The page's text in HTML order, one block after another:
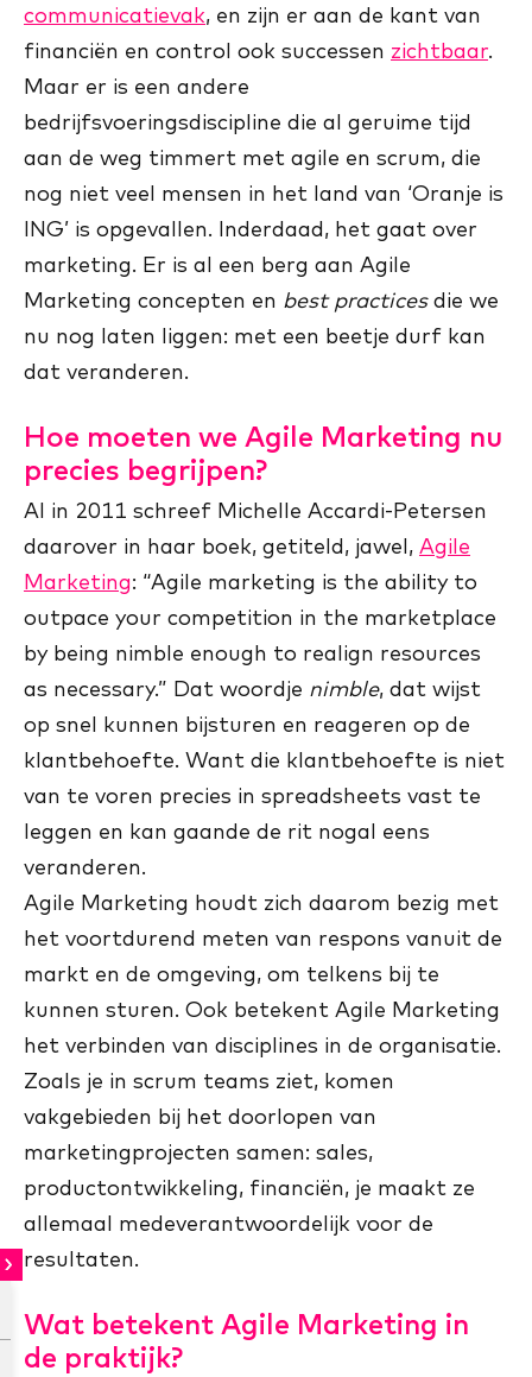
communicatievak, en zijn er aan de kant van
financiën en control ook successen zichtbaar.
Maar er is een andere
bedrijfsvoeringsdiscipline die al geruime tijd
aan de weg timmert met agile en scrum, die
nog niet veel mensen in het land van ‘Oranje is
ING’ is opgevallen. Inderdaad, het gaat over
marketing. Er is al een berg aan Agile
Marketing concepten en best practicesdie we
nu nog laten liggen: met een beetje durf kan
dat veranderen.
Hoe moeten we Agile Marketing nu
precies begrijpen?
Al in 2011 schreef Michelle Accardi-Petersen
daarover in haar boek, getiteld, jawel, Agile
Marketing: “Agile marketing is the ability to
outpace your competition in the marketplace
by being nimble enough to realign resources
as necessary.” Dat woordje nimble, dat wijst
op snel kunnen bijsturen en reageren op de
klantbehoefte. Want die klantbehoefte is niet
van te voren precies in spreadsheets vast te
leggen en kan gaande de rit nogal eens
veranderen.
Agile Marketing houdt zich daarom bezig met
het voortdurend meten van respons vanuit de
markt en de omgeving, om telkens bij te
kunnen sturen. Ook betekent Agile Marketing
het verbinden van disciplines in de organisatie.
Zoals je in scrum teams ziet, komen
vakgebieden bij het doorlopen van
marketingprojecten samen: sales,
productontwikkeling, financiën, je maakt ze
allemaal medeverantwoordelijk voor de
resultaten.
Wat betekent Agile Marketing in
de praktijk?